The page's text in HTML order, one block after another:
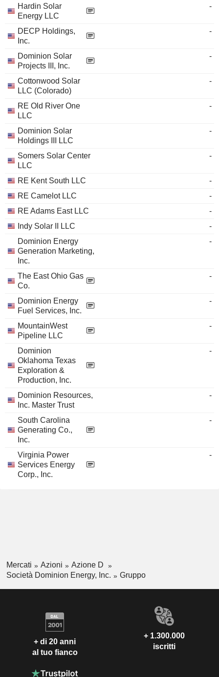
Hardin Solar
Energy LLC
-
DECP Holdings,
Inc.
-
Dominion Solar
Projects III, Inc.
-
Cottonwood Solar
LLC (Colorado)
-
RE Old River One
LLC
-
Dominion Solar
Holdings III LLC
-
Somers Solar Center
LLC
-
RE Kent South LLC
-
RE Camelot LLC
-
RE Adams East LLC
-
Indy Solar II LLC
-
Dominion Energy
Generation Marketing,
Inc.
-
The East Ohio Gas
Co.
-
Dominion Energy
Fuel Services, Inc.
-
MountainWest
Pipeline LLC
-
Dominion
Oklahoma Texas
Exploration &
Production, Inc.
-
Dominion Resources,
Inc. Master Trust
-
South Carolina
Generating Co.,
Inc.
-
Virginia Power
Services Energy
Corp., Inc.
-
Mercati Azioni
Azione D
Società Dominion Energy, Inc.
Gruppo
+ di 20 anni
al tuo fianco
+ 1.300.000
iscritti